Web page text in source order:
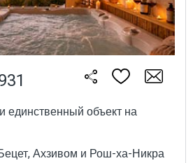
единственный объект на
Ахзивом и Рош-ха-Никра